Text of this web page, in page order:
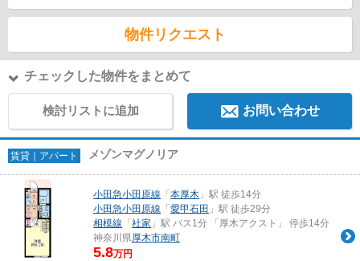
物件リクエスト
チェックした物件をまとめて
検討リストに追加 お問い合わせ
賃貸｜アパート メゾンマグノリア
小田急小田原線 「 本厚木 」駅 徒歩14分
小田急小田原線 「 愛甲石田 」駅 徒歩29分
相模線 「 社家 」駅 バス1分 「厚木アクスト」 停歩14分
神奈川県厚木市南町
5.8万円